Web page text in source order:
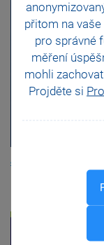
přitom na
pro správné
měření
mohli
Projděte si
Jak v programu